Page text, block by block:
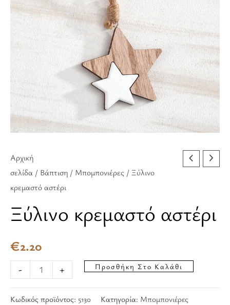
Αρχική
σελίδα / Βάπτιση / Μπομπονιέρες / Ξύλινο
κρεμαστό αστέρι
Ξύλινο κρεμαστό αστέρι
€2.20
- + Προσθήκη Στο Καλάθι
Κωδικός προϊόντος: 5130 Κατηγορία: Μπομπονιέρες